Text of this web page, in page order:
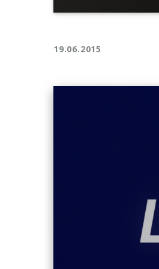
19.06.2015